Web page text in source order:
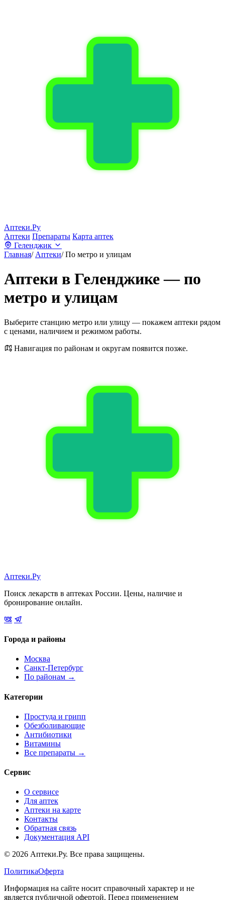
Аптеки.Ру
Аптеки Препараты Карта аптек
Геленджик
Главная/ Аптеки/ По метро и улицам
Аптеки в Геленджике — по
метро и улицам
Выберите станцию метро или улицу — покажем аптеки рядом
с ценами, наличием и режимом работы.
Навигация по районам и округам появится позже.
Аптеки.Ру
Поиск лекарств в аптеках России. Цены, наличие и
бронирование онлайн.
Города и районы
Москва
Санкт-Петербург
По районам →
Категории
Простуда и грипп
Обезболивающие
Антибиотики
Витамины
Все препараты →
Сервис
О сервисе
Для аптек
Аптеки на карте
Контакты
Обратная связь
Документация API
© 2026 Аптеки.Ру. Все права защищены.
ПолитикаОферта
Информация на сайте носит справочный характер и не
является публичной офертой. Перед применением